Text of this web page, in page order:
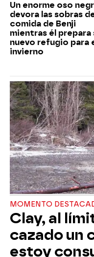
Un enorme oso
devora las sobras
comida de Benji
mientras él prepara
nuevo refugio para
invierno
MOMENTO
Clay, al
cazado un
estoy